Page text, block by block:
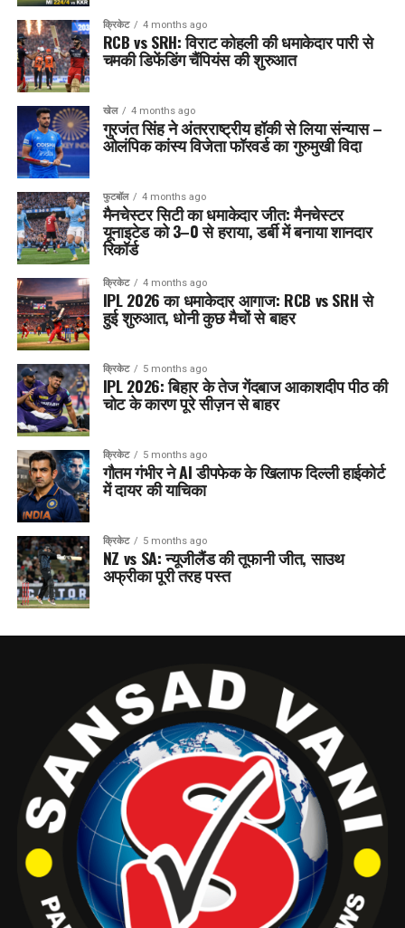
क्रिकेट 4 months ago
RCB vs SRH: विराट कोहली की धमाकेदार पारी से
चमकी डिफेंडिंग चैंपियंस की शुरुआत
खेल 4 months ago
गुरजंत सिंह ने अंतरराष्ट्रीय हॉकी से लिया संन्यास –
ओलंपिक कांस्य विजेता फॉरवर्ड का गुरुमुखी विदा
फुटबॉल 4 months ago
मैनचेस्टर सिटी का धमाकेदार जीत: मैनचेस्टर
यूनाइटेड को 3–0 से हराया, डर्बी में बनाया शानदार
रिकॉर्ड
क्रिकेट 4 months ago
IPL 2026 का धमाकेदार आगाज: RCB vs SRH से
हुई शुरुआत, धोनी कुछ मैचों से बाहर
क्रिकेट 5 months ago
IPL 2026: बिहार के तेज गेंदबाज आकाशदीप पीठ की
चोट के कारण पूरे सीज़न से बाहर
क्रिकेट 5 months ago
गौतम गंभीर ने AI डीपफेक के खिलाफ दिल्ली हाईकोर्ट
में दायर की याचिका
क्रिकेट 5 months ago
NZ vs SA: न्यूजीलैंड की तूफानी जीत, साउथ
अफ्रीका पूरी तरह पस्त